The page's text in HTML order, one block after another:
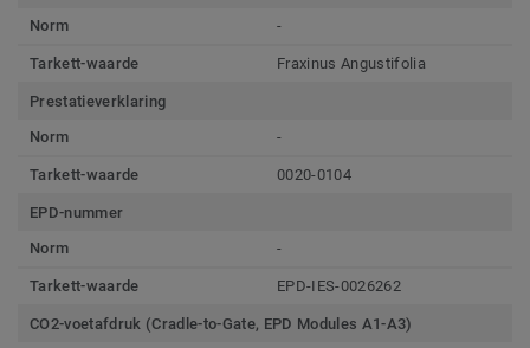
Norm
-
Tarkett-waarde Fraxinus Angustifolia
Prestatieverklaring
Norm
-
Tarkett-waarde 0020-0104
EPD-nummer
Norm
-
Tarkett-waarde EPD-IES-0026262
CO2-voetafdruk (Cradle-to-Gate, EPD Modules A1-A3)